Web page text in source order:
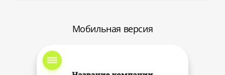
Мобильная версия